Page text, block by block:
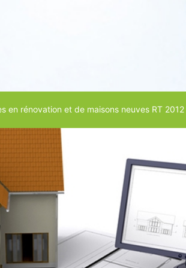
en rénovation et de maisons neuves RT 2012